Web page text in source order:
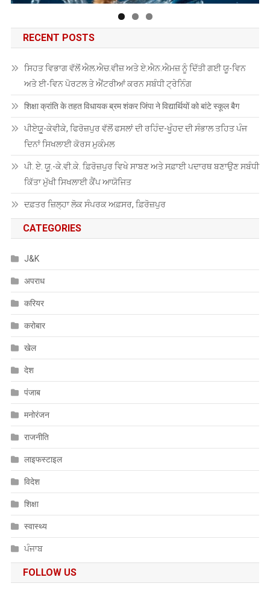
RECENT POSTS
ਸਿਹਤ ਵਿਭਾਗ ਵੱਲੋਂ ਐਲ.ਐਚ.ਵੀਜ਼ ਅਤੇ ਏ.ਐਨ.ਐਮਜ਼ ਨੂੰ ਦਿੱਤੀ ਗਈ ਯੂ-ਵਿਨ
ਅਤੇ ਈ-ਵਿਨ ਪੋਰਟਲ ਤੇ ਐਂਟਰੀਆਂ ਕਰਨ ਸਬੰਧੀ ਟ੍ਰੇਨਿੰਗ
शिक्षा क्रांति के तहत विधायक ब्रम शंकर जिंपा ने विद्यार्थियों को बांटे स्कूल बैग
ਪੀਏਯੂੑ-ਕੇਵੀਕੇ, ਫਿਰੋਜ਼ਪੁਰ ਵੱਲੋਂ ਫਸਲਾਂ ਦੀ ਰਹਿੰਦ-ਖੂੰਹਦ ਦੀ ਸੰਭਾਲ ਤਹਿਤ ਪੰਜ
ਦਿਨਾਂ ਸਿਖਲਾਈ ਕੋਰਸ ਮੁਕੰਮਲ
ਪੀ. ਏ. ਯੂ.-ਕੇ.ਵੀ.ਕੇ. ਫ਼ਿਰੋਜ਼ਪੁਰ ਵਿਖੇ ਸਾਬਣ ਅਤੇ ਸਫ਼ਾਈ ਪਦਾਰਥ ਬਣਾਉਣ ਸਬੰਧੀ
ਕਿੱਤਾ ਮੁੱਖੀ ਸਿਖਲਾਈ ਕੈਂਪ ਆਯੋਜਿਤ
ਦਫ਼ਤਰ ਜ਼ਿਲ੍ਹਾ ਲੋਕ ਸੰਪਰਕ ਅਫ਼ਸਰ, ਫ਼ਿਰੋਜ਼ਪੁਰ
CATEGORIES
J&K
अपराध
करियर
करोबार
खेल
देश
पंजाब
मनोरंजन
राजनीति
लाइफस्टाइल
विदेश
शिक्षा
स्वास्थ्य
ਪੰਜਾਬ
FOLLOW US